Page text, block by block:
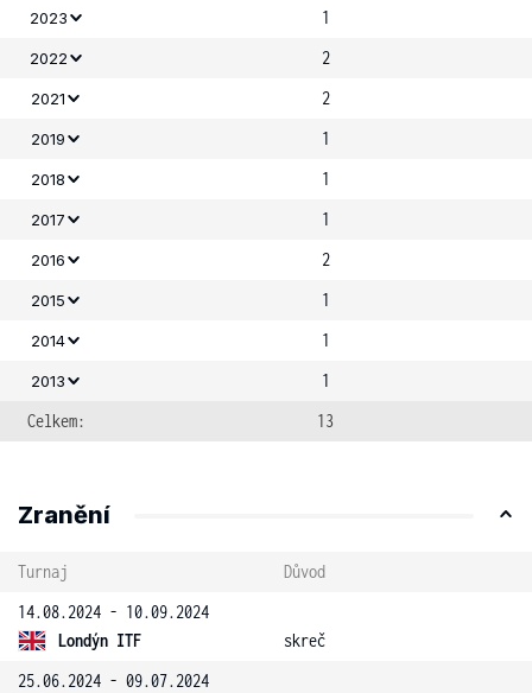
2023 1
2022 2
2021 2
2019 1
2018 1
2017 1
2016 2
2015 1
2014 1
2013
1
Celkem:
13
Zranění
Turnaj
Důvod
14.08.2024 - 10.09.2024
Londýn ITF
skreč
25.06.2024 - 09.07.2024